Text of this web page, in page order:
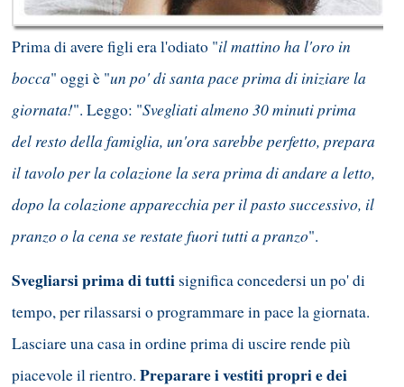
Prima di avere figli era l'odiato "il mattino ha l'oro in
bocca" oggi è "un po' di santa pace prima di iniziare la
giornata!". Leggo: "Svegliati almeno 30 minuti prima
del resto della famiglia, un'ora sarebbe perfetto, prepara
il tavolo per la colazione la sera prima di andare a letto,
dopo la colazione apparecchia per il pasto successivo, il
pranzo o la cena se restate fuori tutti a pranzo".
Svegliarsi prima di tuttisignifica concedersi un po' di
tempo, per rilassarsi o programmare in pace la giornata.
Lasciare una casa in ordine prima di uscire rende più
piacevole il rientro. Preparare i vestiti propri e dei